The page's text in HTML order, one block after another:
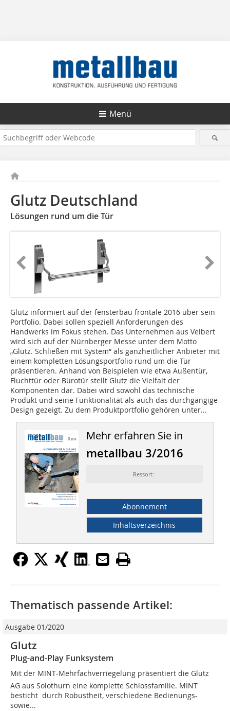
Menü
Glutz Deutschland
Lösungen rund um die Tür
Glutz informiert auf der fensterbau frontale 2016 über sein
Portfolio. Dabei sollen speziell Anforderungen des
Handwerks im Fokus stehen. Das Unternehmen aus Velbert
wird sich auf der Nürnberger Messe unter dem Motto
„Glutz. Schließen mit System“ als ganzheitlicher Anbieter mit
einem kompletten Lösungsportfolio rund um die Tür
präsentieren. Anhand von Beispielen wie etwa Außentür,
Fluchttür oder Bürotür stellt Glutz die Vielfalt der
Komponenten dar. Dabei wird sowohl das technische
Produkt und seine Funktionalität als auch das durchgängige
Design gezeigt. Zu dem Produktportfolio gehören unter...
Mehr erfahren Sie in
metallbau 3/2016
Ressort:
Abonnement
Inhaltsverzeichnis
Thematisch passende Artikel:
Ausgabe 01/2020
Glutz
Plug-and-Play Funksystem
Mit der MINT-Mehrfachverriegelung präsentiert die Glutz
AG aus Solothurn eine komplette Schlossfamilie. MINT
besticht durch Robustheit, verschiedene Bedienungs-
sowie...